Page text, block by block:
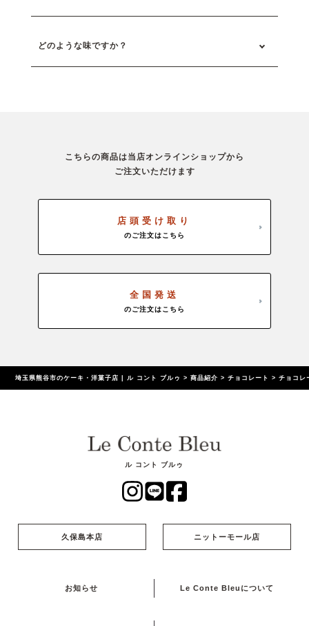
どのような味ですか？
こちらの商品は当店オンラインショップから
ご注文いただけます
店頭受け取り
のご注文はこちら
全国発送
のご注文はこちら
埼玉県熊谷市のケーキ・洋菓子店 | ル コント ブルゥ >商品紹介 >チョコレート >チョコレ
ル コント ブルゥ
久保島本店 ニットーモール店
お知らせ Le Conte Bleuについて